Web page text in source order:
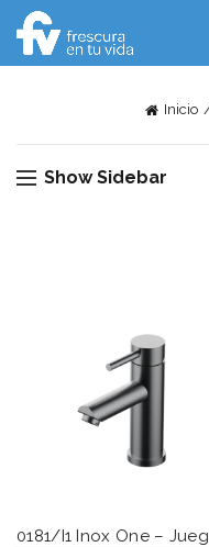
Inicio
Show Sidebar
0181/I1 Inox One –
Hablemos...
Solo tenes